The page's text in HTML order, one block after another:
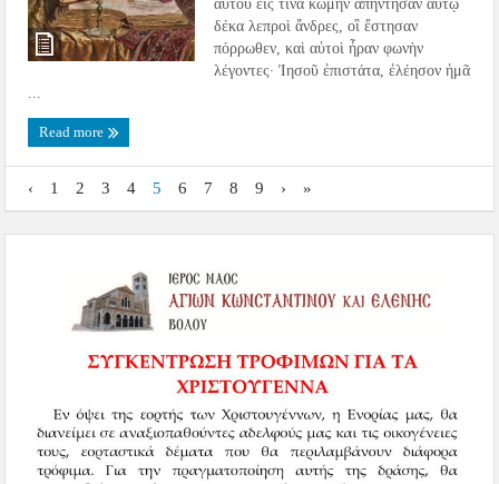
αὐτοῦ εἴς τινα κώμην ἀπήντησαν αὐτῷ
δέκα λεπροὶ ἄνδρες, οἳ ἔστησαν
πόρρωθεν, καὶ αὐτοὶ ἦραν φωνὴν
λέγοντες· Ἰησοῦ ἐπιστάτα, ἐλέησον ἡμᾶ
...
Read more
‹ 1 2 3 4 5 6 7 8 9 › »